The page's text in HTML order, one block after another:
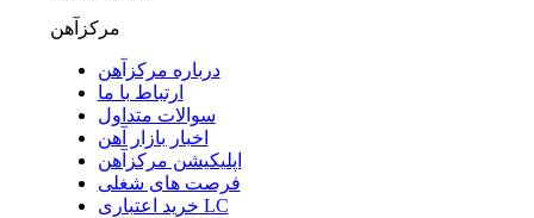
مرکزآهن
درباره مرکزآهن
ارتباط با ما
سوالات متداول
اخبار بازار آهن
اپلیکیشن مرکزآهن
فرصت های شغلی
خرید اعتباری LC